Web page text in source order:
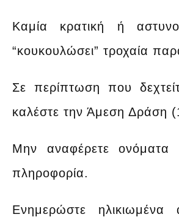
Καμία κρατική ή
“κουκουλώσει” τροχαία
Σε περίπτωση που
καλέστε την Άμεση Δράση
Μην αναφέρετε ονόματα
πληροφορία.
Ενημερώστε